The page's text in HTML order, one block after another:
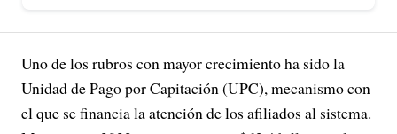
Uno de los rubros con mayor crecimiento ha sido la
Unidad de Pago por Capitación (UPC), mecanismo con
el que se financia la atención de los afiliados al sistema.